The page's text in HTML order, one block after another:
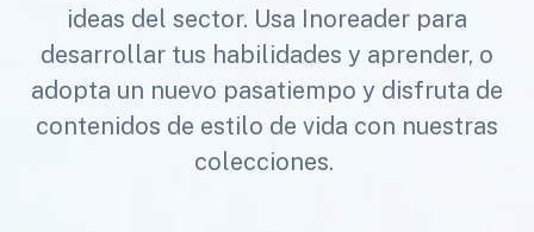
ideas del sector. Usa Inoreader para
desarrollar tus habilidades y aprender, o
adopta un nuevo pasatiempo y disfruta de
contenidos de estilo de vida con nuestras
colecciones.